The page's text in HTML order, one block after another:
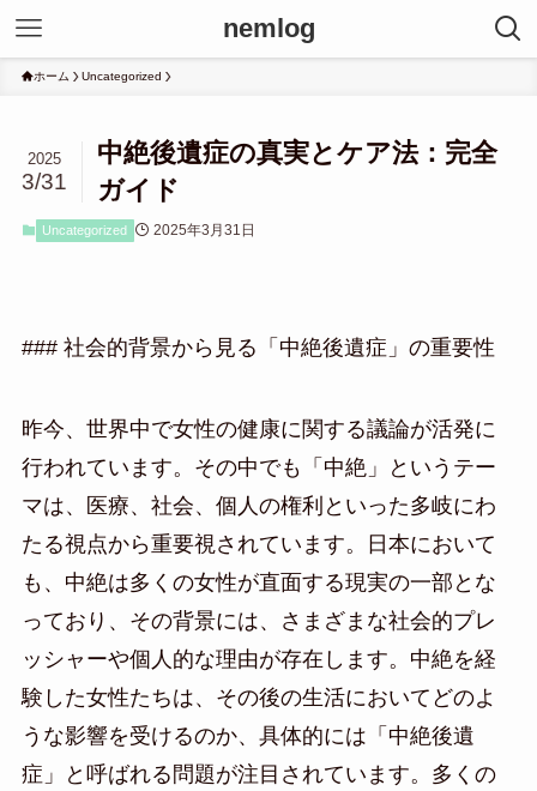
nemlog
ホーム Uncategorized
中絶後遺症の真実とケア法：完全
ガイド
2025
3/31
Uncategorized 2025年3月31日
### 社会的背景から見る「中絶後遺症」の重要性
昨今、世界中で女性の健康に関する議論が活発に
行われています。その中でも「中絶」というテー
マは、医療、社会、個人の権利といった多岐にわ
たる視点から重要視されています。日本において
も、中絶は多くの女性が直面する現実の一部とな
っており、その背景には、さまざまな社会的プレ
ッシャーや個人的な理由が存在します。中絶を経
験した女性たちは、その後の生活においてどのよ
うな影響を受けるのか、具体的には「中絶後遺
症」と呼ばれる問題が注目されています。多くの